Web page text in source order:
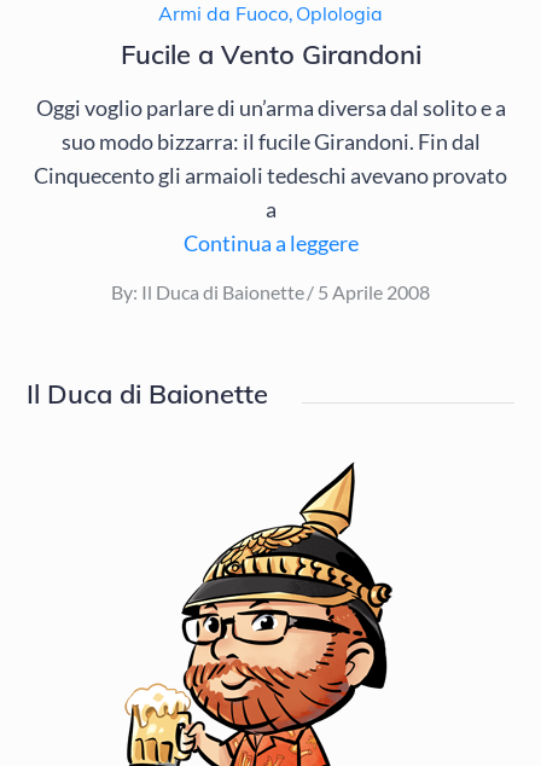
Armi da Fuoco, Oplologia
Fucile a Vento Girandoni
Oggi voglio parlare di un’arma diversa dal solito e a
suo modo bizzarra: il fucile Girandoni. Fin dal
Cinquecento gli armaioli tedeschi avevano provato
a
Continua a leggere
By: Il Duca di Baionette
Posted
5 Aprile 2008
Il Duca di Baionette